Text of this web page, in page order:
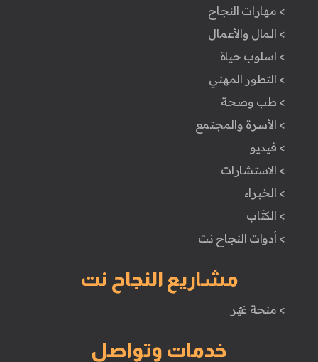
> مهارات النجاح
> المال والأعمال
> اسلوب حياة
> التطور المهني
> طب وصحة
> الأسرة والمجتمع
> فيديو
> الاستشارات
> الخبراء
> الكتَاب
> أدوات النجاح نت
مشاريع النجاح نت
> منحة غيّر
خدمات وتواصل